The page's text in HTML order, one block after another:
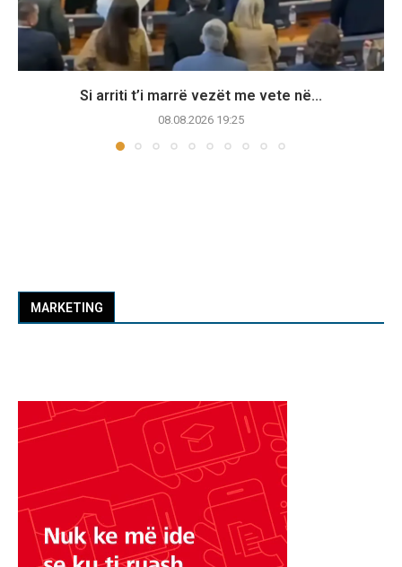
Si arriti t’i marrë vezët me vete në...
08.08.2026 19:25
MARKETING